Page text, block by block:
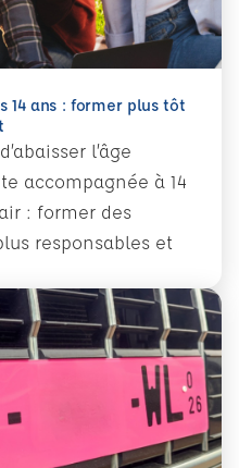
14 ans : former plus tôt
l’âge
accompagnée à 14
: former des
responsables et
14 ans : former plus tôt pour